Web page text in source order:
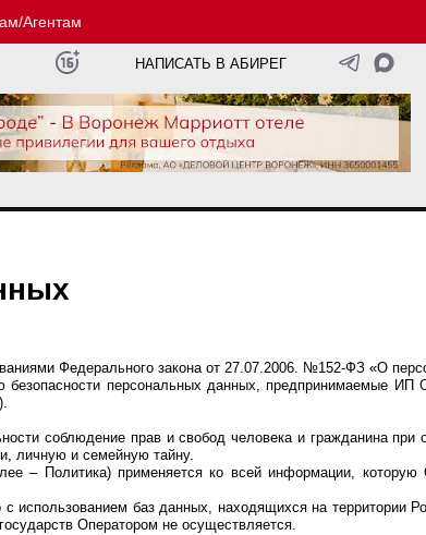
Агентам
НАПИСАТЬ В АБИРЕГ
Федерального закона от 27.07.2006. №152-ФЗ «О
персональных данных, предпринимаемые ИП
соблюдение прав и свобод человека и гражданина при
личную и семейную тайну.
– Политика) применяется ко всей информации, которую
использованием баз данных, находящихся на территории
Оператором не осуществляется.